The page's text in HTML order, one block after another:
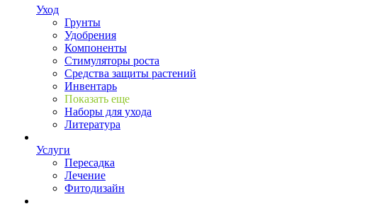
Уход
Грунты
Удобрения
Компоненты
Стимуляторы роста
Средства защиты растений
Инвентарь
Показать еще
Наборы для ухода
Литература
Услуги
Пересадка
Лечение
Фитодизайн